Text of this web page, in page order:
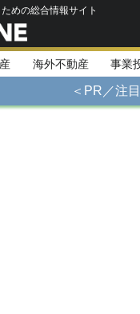
めの総合情報サイト
海外不動産 事業
＜PR／注